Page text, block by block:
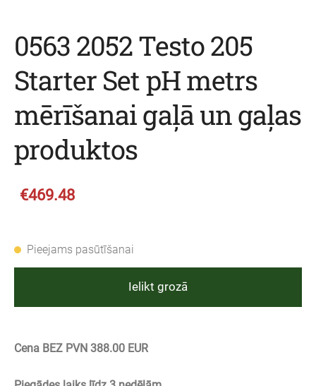
0563 2052 Testo 205
Starter Set pH metrs
mērīšanai gaļā un gaļas
produktos
€469.48
Pieejams pasūtīšanai
Ielikt grozā
Cena BEZ PVN 388.00 EUR